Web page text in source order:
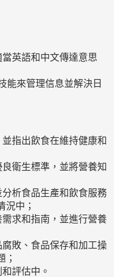
當英語和中文傳達意思
能來管理信息並解決日
指出飲食在維持健康和
衛生標準，並將營養知
分析食品生產和飲食服務
況中；
需求和指南，並進行營養
腐敗、食品保存和加工操
；
評估中。